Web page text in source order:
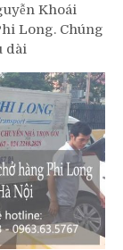
Khoái
Long. Chúng
dài